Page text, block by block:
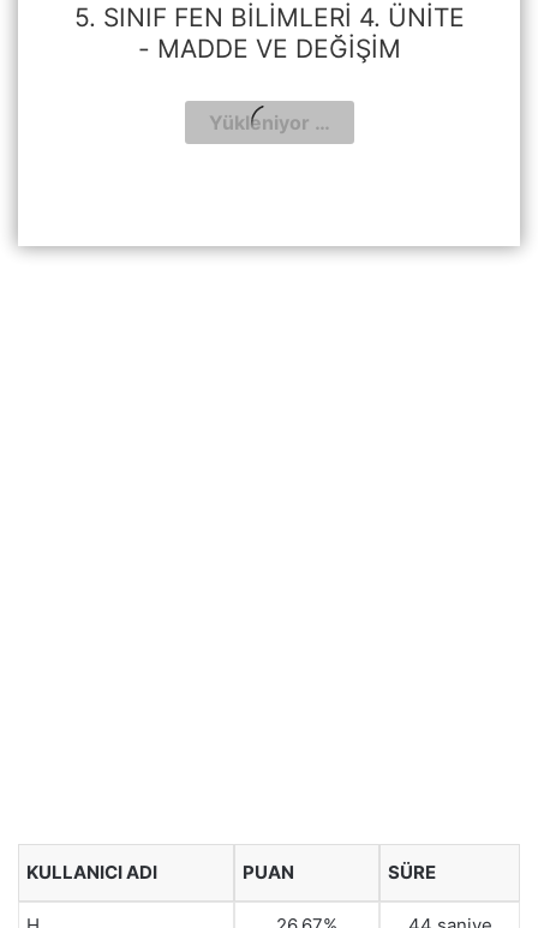
5. SINIF FEN BILIMLERI 4. ÜNITE
- MADDE VE DEĞIŞIM
KULLANICI ADI PUAN SÜRE